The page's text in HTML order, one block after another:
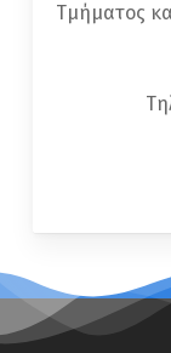
Τμήματος